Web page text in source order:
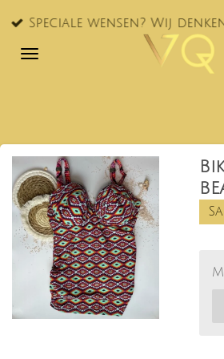
Ga
naar
Speciale wensen? Wij